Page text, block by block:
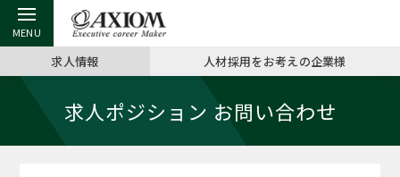
戻る
アクシアムの特長 ミッシ
お申し
戻る
キャリア支援 TOP キャリ
MBA留
戻る
転職ツール TOP 英文レ
戻る
転職コラム TOP
戻る
イベント・セミナー TOP
戻る
会社概要 TOP
求人情報 人材採用をお考えの企業様
求人ポジション お問い合わせ